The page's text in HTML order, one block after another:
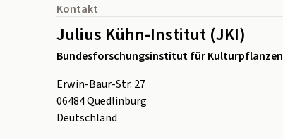
Kontakt
Julius Kühn-Institut (JKI)
Bundesforschungsinstitut für Kulturpflanzen
Erwin-Baur-Str. 27
06484Quedlinburg
Deutschland